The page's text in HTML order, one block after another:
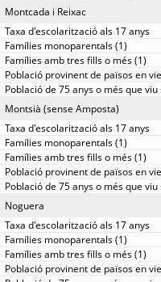
Montcada i Reixac
Montsià (sense Amposta)
Noguera